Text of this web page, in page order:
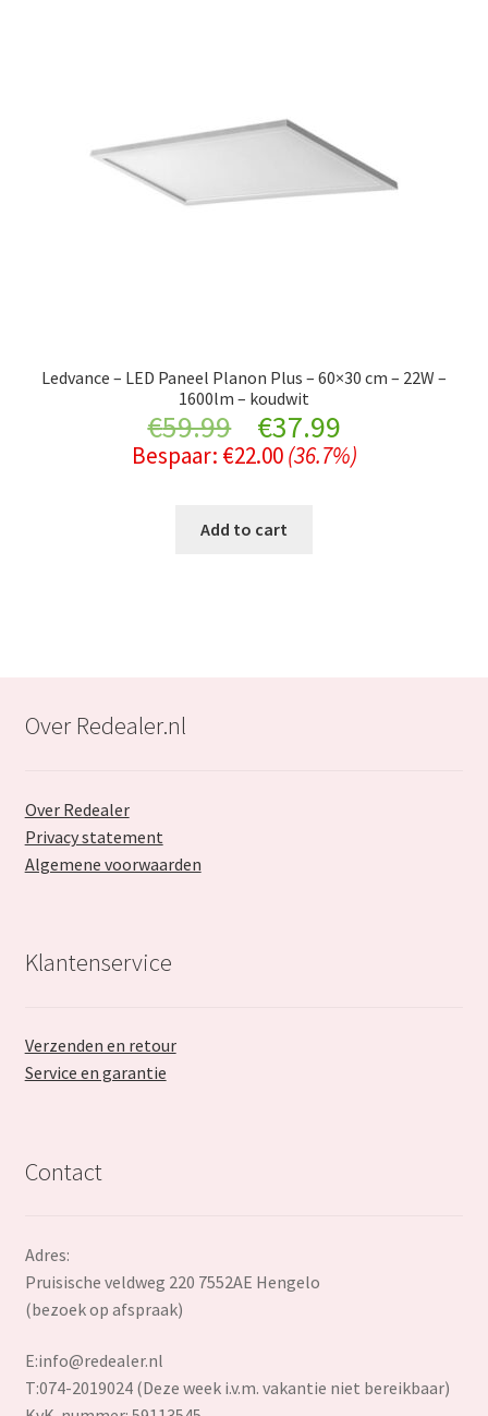
Ledvance – LED Paneel Planon Plus – 60×30 cm – 22W –
1600lm – koudwit
€59.99
Original
price
was:
€37.99Current
price
Bespaar: €22.00 (36.7%)
Add to cart
Over Redealer.nl
Over Redealer
Privacy statement
Algemene voorwaarden
Klantenservice
Verzenden en retour
Service en garantie
Contact
Adres:
Pruisische veldweg 220 7552AE Hengelo
(bezoek op afspraak)
E:info@redealer.nl
T:074-2019024 (Deze week i.v.m. vakantie niet bereikbaar)